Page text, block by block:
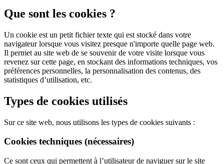
Que sont les cookies ?
Un cookie est un petit fichier texte qui est stocké dans votre
navigateur lorsque vous visitez presque n'importe quelle page web.
Il permet au site web de se souvenir de votre visite lorsque vous
revenez sur cette page, en stockant des informations techniques, vos
préférences personnelles, la personnalisation des contenus, des
statistiques d’utilisation, etc.
Types de cookies utilisés
Sur ce site web, nous utilisons les types de cookies suivants :
Cookies techniques (nécessaires)
Ce sont ceux qui permettent à l’utilisateur de naviguer sur le site